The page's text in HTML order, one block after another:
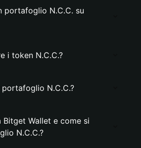
portafoglio N.C.C. su
i token N.C.C.?
N.C.C.?
Bitget Wallet e come si
N.C.C.?